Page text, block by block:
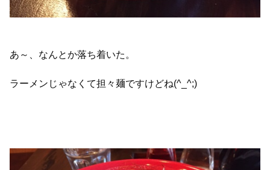
あ～、なんとか落ち着いた。
ラーメンじゃなくて担々麺ですけどね(^_^;)